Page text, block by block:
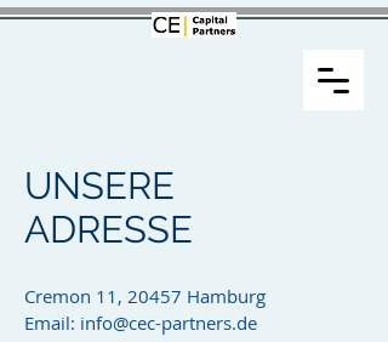
UNSERE
ADRESSE
Cremon 11, 20457 Hamburg
Email: info@cec-partners.de